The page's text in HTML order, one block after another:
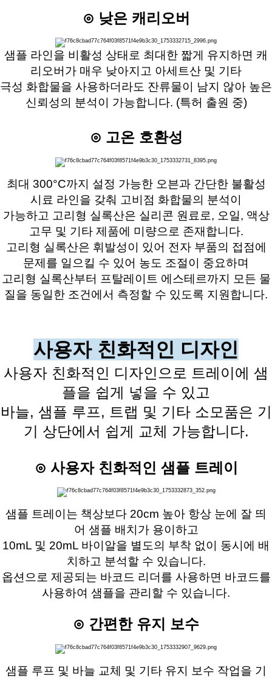
⊙ 낮은 캐리오버
샘플 라인을 비활성 상태로 최대한 짧게 유지하면 캐
리오버가 매우 낮아지고 아세트산 및 기타
극성 화합물을 사용하더라도 잔류물이 남지 않아 높은
신뢰성의 분석이 가능합니다. (특허 출원 중)
⊙ 고온 호환성
최대 300°C까지 설정 가능한 오븐과 간단한 불활성
시료 라인을 갖춰 고비점 화합물의 분석이
가능하고 고리형 실록산은 실리콘 원료로, 오일, 액상
고무 및 기타 제품에 미량으로 존재합니다.
고리형 실록산은 휘발성이 있어 전자 부품의 접점에
문제를 일으킬 수 있어 농도 조절이 중요하며
고리형 실록산부터 프탈레이트 에스테르까지 모든 물
질을 동일한 조건에서 측정할 수 있도록 지원합니다.
사용자 친화적인 디자인
사용자 친화적인 디자인으로 트레이에 샘
플을 쉽게 넣을 수 있고
바늘, 샘플 루프, 트랩 및 기타 소모품은 기
기 상단에서 쉽게 교체 가능합니다.
⊙ 사용자 친화적인 샘플 트레이
샘플 트레이는 책상보다 20cm 높아 항상 눈에 잘 띄
어 샘플 배치가 용이하고
10mL 및 20mL 바이알을 별도의 부착 없이 동시에 배
치하고 분석할 수 있습니다.
옵션으로 제공되는 바코드 리더를 사용하면 바코드를
사용하여 샘플을 관리할 수 있습니다.
⊙ 간편한 유지 보수
샘플 루프 및 바늘 교체 및 기타 유지 보수 작업을 기